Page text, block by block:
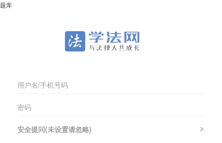
题库
安全提问(未设置请忽略)